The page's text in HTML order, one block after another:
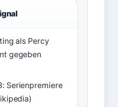
als Percy
gegeben
Serienpremiere